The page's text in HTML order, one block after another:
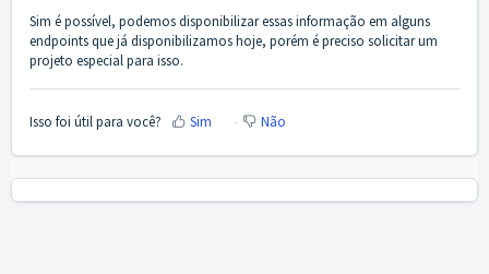
Sim é possível, podemos disponibilizar essas informação em alguns
endpoints que já disponibilizamos hoje, porém é preciso solicitar um
projeto especial para isso.
Isso foi útil para você? Sim Não